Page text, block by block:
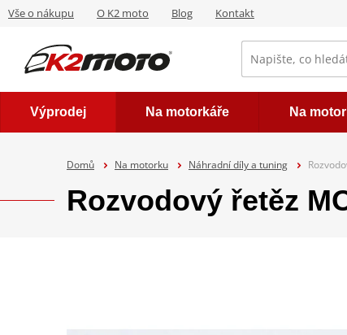
Vše o nákupu O K2 moto Blog Kontakt
Výprodej Na motorkáře Na
Domů Na motorku Náhradní díly a tuning
Rozvodový řetěz